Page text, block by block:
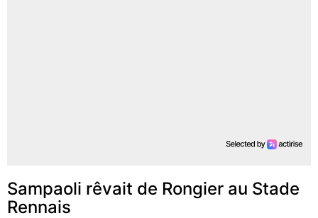
Sampaoli rêvait de Rongier au Stade
Rennais